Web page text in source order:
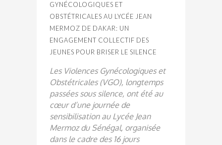
GYNÉCOLOGIQUES ET
OBSTÉTRICALES AU LYCÉE JEAN
MERMOZ DE DAKAR: UN
ENGAGEMENT COLLECTIF DES
JEUNES POUR BRISER LE SILENCE
Les Violences Gynécologiques et
Obstétricales (VGO), longtemps
passées sous silence, ont été au
cœur d’une journée de
sensibilisation au Lycée Jean
Mermoz du Sénégal, organisée
dans le cadre des 16 jours